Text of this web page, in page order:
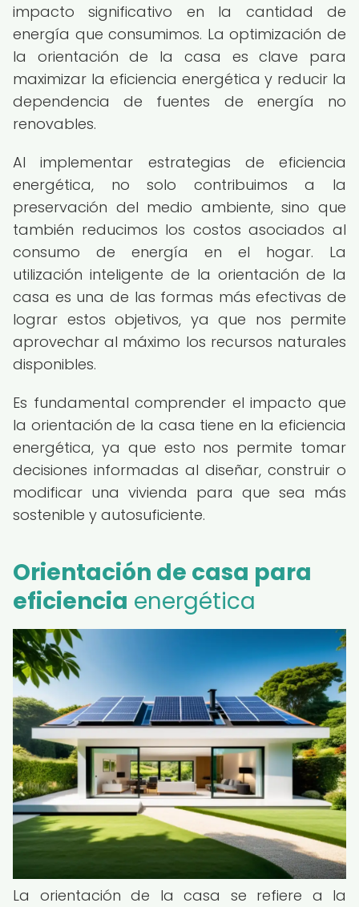
impacto significativo en la cantidad de
energía que consumimos. La optimización de
la orientación de la casa es clave para
maximizar la eficiencia energética y reducir la
dependencia de fuentes de energía no
renovables.
Al implementar estrategias de eficiencia
energética, no solo contribuimos a la
preservación del medio ambiente, sino que
también reducimos los costos asociados al
consumo de energía en el hogar. La
utilización inteligente de la orientación de la
casa es una de las formas más efectivas de
lograr estos objetivos, ya que nos permite
aprovechar al máximo los recursos naturales
disponibles.
Es fundamental comprender el impacto que
la orientación de la casa tiene en la eficiencia
energética, ya que esto nos permite tomar
decisiones informadas al diseñar, construir o
modificar una vivienda para que sea más
sostenible y autosuficiente.
Orientación de casa para
eficiencia energética
La orientación de la casa se refiere a la